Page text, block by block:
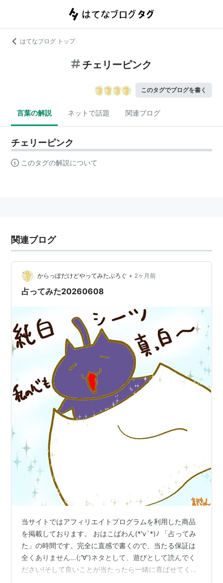
はてなブログ トップ
チェリーピンク
このタグでブログを書く
言葉の解説 ネットで話題 関連ブログ
チェリーピンク
このタグの解説について
関連ブログ
からっぽだけどやってみたぶろぐ • 2ヶ月前
占ってみた20260608
当サイトではアフィリエイトプログラムを利用した商品
を掲載しております。 おはこばわん(*′v`*)ﾉ 「占ってみ
た」の時間です。完全に直感で書くので、当たる保証は
全くありません…(;'∀')ネタとして、遊びとして読んでく
ださい!そして良いことが当たったら一緒に喜ばせてくだ